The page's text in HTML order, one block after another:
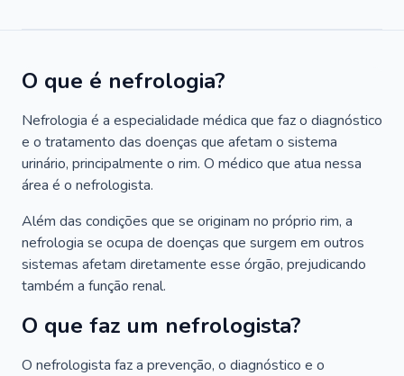
O que é nefrologia?
Nefrologia é a especialidade médica que faz o diagnóstico
e o tratamento das doenças que afetam o sistema
urinário, principalmente o rim. O médico que atua nessa
área é o nefrologista.
Além das condições que se originam no próprio rim, a
nefrologia se ocupa de doenças que surgem em outros
sistemas afetam diretamente esse órgão, prejudicando
também a função renal.
O que faz um nefrologista?
O nefrologista faz a prevenção, o diagnóstico e o